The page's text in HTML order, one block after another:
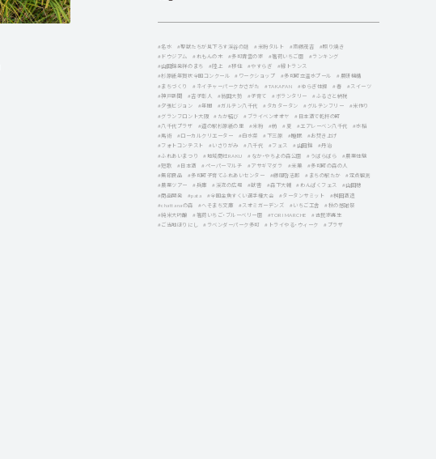
#名水 #聖獣たちが見下ろす渓谷の謎 #米粉タルト #斎藤茂吉
#照り焼き
#ドウジアム
#れもんの木 #多可青雲の家 #箸荷いちご園
#ランキング
#山田錦発祥のまち
#陸上 #移住 #やすらぎ
#縁トランス
#杉原紙年賀状全国コンクール
#ワークショップ #多可町立温水プール
#農研機構
#まちづくり
#ネイチャーパークかさがた #TAKAFAN #ゆらぎ体操 #春
#スイーツ
#神戸新聞
#吉子彰人 #翁田大勢 #子育て #ボランタリー
#ふるさと納税
#夕張ビジョン
#年間 #ガルテン八千代 #タカタータン #グルテンフリー
#米作り
#グランフロント大阪
#たか結び #ブライベンオオヤ
#日本酒で乾杯の町
#八千代プラザ
#道の駅杉原紙の里 #米粉 #紡 #夏 #エアレーベン八千代
#水稲
#馬術
#ローカルクリエーター #白水菜 #下三原 #睡眠
#お焚き上げ
#フォトコンテスト
#いさりがみ #八千代 #フェス #山田錦
#丹治
#ふれあいまつり
#地域商社RAKU #なか・やちよの森公園 #うばらばら
#農業体験
#短歌
#日本酒 #ペーパーマルチ #アサギマダラ #米菓
#多可町の森の人
#無印良品
#多可町子育てふれあいセンター #藤岡啓志郞 #まちの駅たか
#定点観測
#農業ツアー
#兵庫 #渓流の広場 #獣害 #森下大輔 #わんぱくフェス
#山田穂
#商品開発
#pata #全国金魚すくい選手権大会 #タータンサミット
#桝田酒造
#chattanaの森
#へそまち文庫 #スオミガーデンズ #いちご工舎
#秋の感謝祭
#純米大吟醸
#箸荷いちご・ブルーベリー園 #TORI MARCHE
#古民家再生
#ご当地ほりにし
#ラベンダーパーク多可 #トライやる・ウィーク #プラザ